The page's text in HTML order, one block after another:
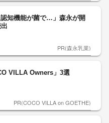
認知機能が菌で…」森永が開
PR(森永乳業)
VILLA Owners」3選
PR(COCO VILLA on GOETHE)